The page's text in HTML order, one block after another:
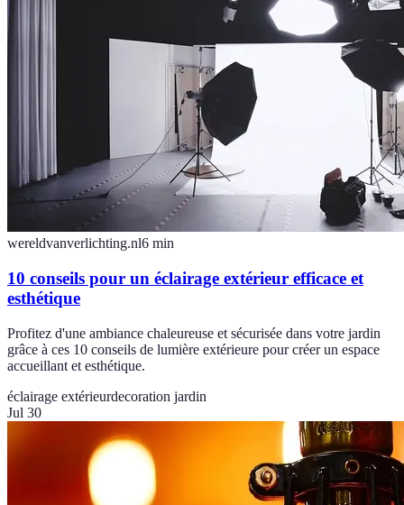
wereldvanverlichting.nl6 min
10 conseils pour un éclairage extérieur efficace et
esthétique
Profitez d'une ambiance chaleureuse et sécurisée dans votre jardin
grâce à ces 10 conseils de lumière extérieure pour créer un espace
accueillant et esthétique.
éclairage extérieurdecoration jardin
Jul 30